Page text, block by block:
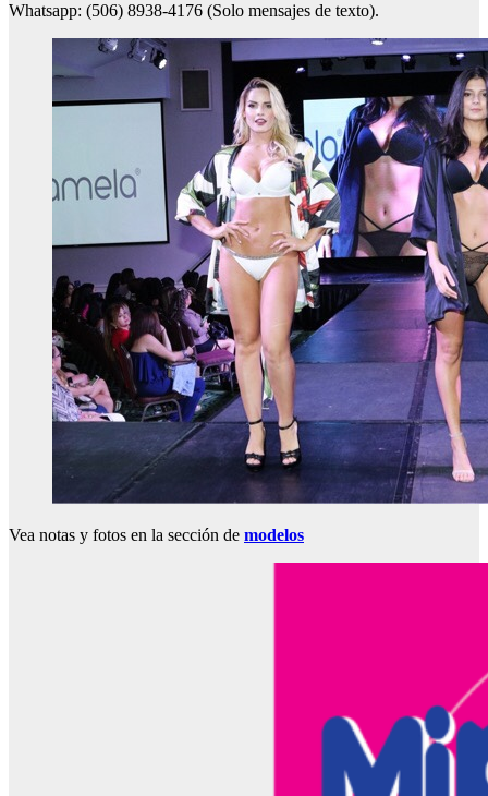
Whatsapp: (506) 8938-4176 (Solo mensajes de texto).
Vea notas y fotos en la sección de modelos